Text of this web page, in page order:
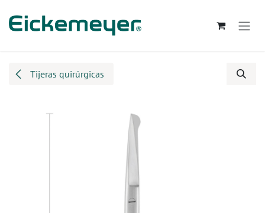
Tijeras quirúrgicas